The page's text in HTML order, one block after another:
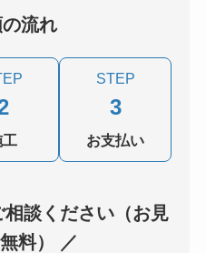
流れ
工
STEP
3
お支払い
談ください（お見
料） ／